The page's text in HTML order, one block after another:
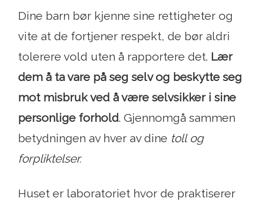
Dine barn bør kjenne sine rettigheter og
vite at de fortjener respekt, de bør aldri
tolerere vold uten å rapportere det. Lær
dem å ta vare på seg selv og beskytte seg
mot misbruk ved å være selvsikker i sine
personlige forhold. Gjennomgå sammen
betydningen av hver av dine toll og
forpliktelser.
Huset er laboratoriet hvor de praktiserer